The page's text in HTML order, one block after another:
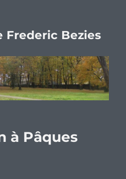
Frederic Bezies
à Pâques